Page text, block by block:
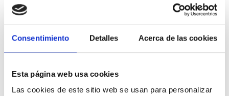
Consentimiento Detalles Acerca de las cookies
Esta página web usa cookies
Las cookies de este sitio web se usan para personalizar
quieres ser de la pública pues al ser por méritos, (que no es
oposición) pues puede que tengas más posibilidades y así
durante 16 años o más hasta que puedas optar a algo
mejor. Mujeres con 35 para arriba sin poder emancipaciparse
inclusión real. Niños sin integrarse, sin la seguridad,
confianza y regulación óptima para conseguir el
aprendizaje. Ellos están agotados de fingir que entienden